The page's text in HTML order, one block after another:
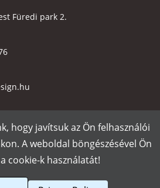
Füredi park 2.
Adatvédelmi tájékoztató
ÁSZF
nyomtatás
hogy javítsuk az Ön felhasználói
A weboldal böngészésével Ön
cookie-k használatát!